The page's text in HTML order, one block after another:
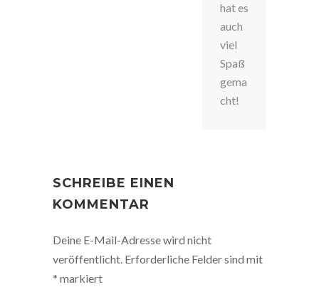
hat es
auch
viel
Spaß
gema
cht!
SCHREIBE EINEN
KOMMENTAR
Deine E-Mail-Adresse wird nicht
veröffentlicht. Erforderliche Felder sind mit
* markiert